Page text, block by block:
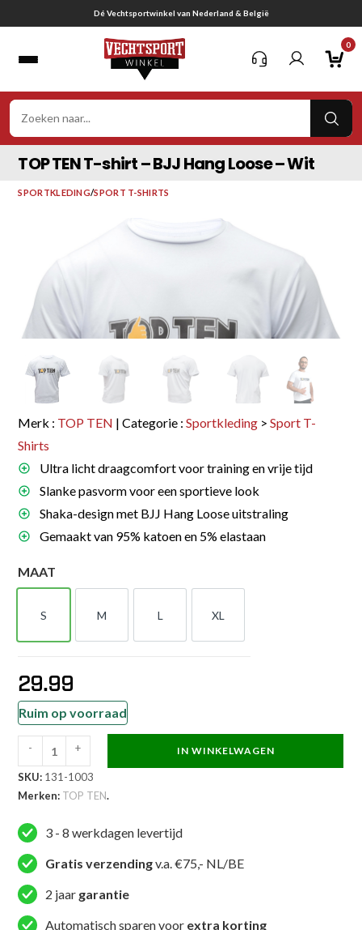
naar
Gratis verzending vanaf € 75,-
0
TOP TEN T-shirt – BJJ Hang Loose – Wit
SPORTKLEDING/SPORT T-SHIRTS
Merk : TOP TEN | Categorie :Sportkleding >Sport T-
Shirts
Ultra licht draagcomfort voor training en vrije tijd
Slanke pasvorm voor een sportieve look
Shaka-design met BJJ Hang Loose uitstraling
Gemaakt van 95% katoen en 5% elastaan
MAAT
S
S
M
M
L
L
XL
XL
29.99
Ruim op voorraad
TEN
T-
shirt
-
BJJ
Hang
Loose
-
- + IN WINKELWAGEN
SKU: 131-1003
Merken: TOP TEN.
3 - 8 werkdagen levertijd
Gratis verzendingv.a. €75,- NL/BE
2 jaar garantie
Automatisch sparen voor extra korting